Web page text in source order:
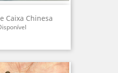
Caixa Chinesa